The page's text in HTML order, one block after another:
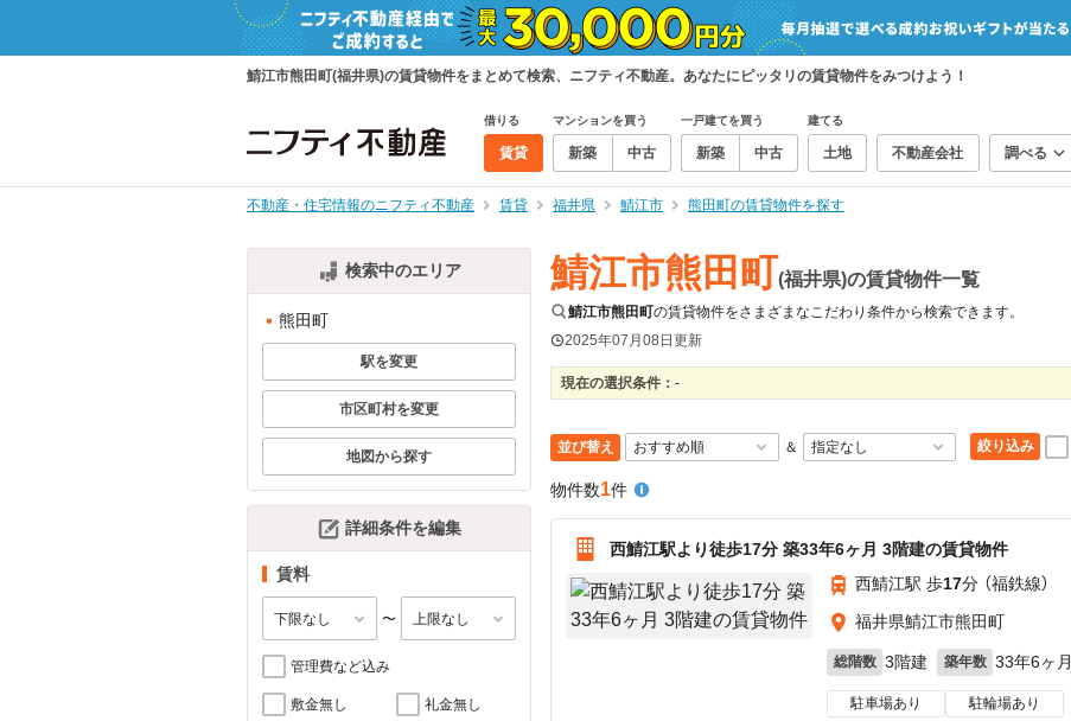
鯖江市熊田町(福井県)の賃貸物件をまとめて検索、ニフティ不動産。あなたにピッタリの賃貸物件をみつけよう！
借りる
賃貸
マンションを買う
新築 中古
一戸建てを買う
新築 中古
建てる
土地 不動産会社 調べる
不動産・住宅情報のニフティ不動産 賃貸 福井県 鯖江市 熊田町の賃貸物件を探す
検索中のエリア
熊田町
駅を変更
市区町村を変更
地図から探す
詳細条件を編集
賃料
〜
管理費など込み
敷金無し 礼金無し
鯖江市熊田町(福井県)の賃貸物件一覧
鯖江市熊田町の賃貸物件をさまざまなこだわり条件から検索できます。
2025年07月08日更新
現在の選択条件： -
並び替え ＆ 絞り込み
物件数1件
西鯖江駅より徒歩17分 築33年6ヶ月 3階建の賃貸物件
西鯖江駅 歩17分 （福鉄線）
福井県鯖江市熊田町
総階数 3階建 築年数 33年6ヶ月
駐車場あり 駐輪場あり